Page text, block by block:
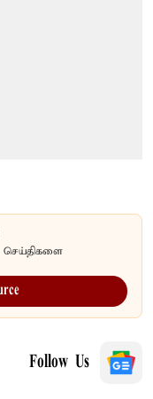
செய்திகளை
Follow Us